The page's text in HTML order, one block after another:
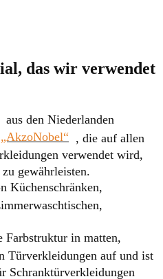
das wir verwendet
den Niederlanden
„AkzoNobel“ , die auf allen
verwendet wird,
gewährleisten.
Küchenschränken,
Farbstruktur in matten,
Türverkleidungen auf und ist
Schranktürverkleidungen